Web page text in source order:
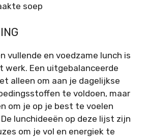
soep
vullende en voedzame lunch is
werk. Een uitgebalanceerde
alleen om aan je dagelijkse
te voldoen, maar
om je op je best te voelen
lunchideeën op deze lijst zijn
om je vol en energiek te